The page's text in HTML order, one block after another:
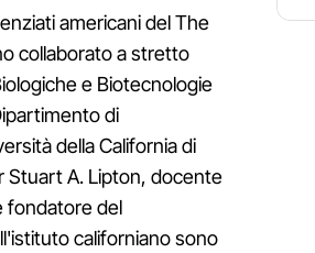
americani del The
collaborato a stretto
e Biotecnologie
di
della California di
Stuart A. Lipton, docente
fondatore del
californiano sono